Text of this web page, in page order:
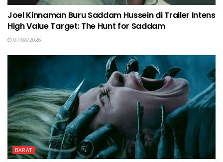
Joel Kinnaman Buru Saddam Hussein di Trailer Intens
High Value Target: The Hunt for Saddam
07/08/2026
BARAT